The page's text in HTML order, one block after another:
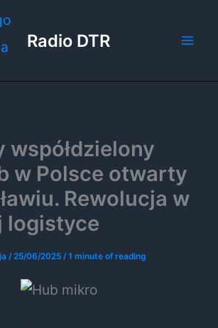
Radio DTR
współdzielony
w Polsce otwarty
Rewolucja w
logistyce
/25/06/2025 /1 minute of reading